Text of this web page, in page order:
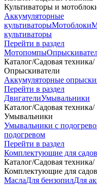
Культиваторы и
Аккумуляторные
культиваторыМотоблоки
культиваторы
Перейти в раздел
Мотопомпы
Каталог/Садовая техника/
Опрыскиватели
Аккумуляторные
Перейти в раздел
ДвигателиУмывальники
Каталог/Садовая техника/
Умывальники
Умывальники с
подогревом
Перейти в раздел
Комплектующие для
Каталог/Садовая техника/
Комплектующие для
МаслаДля бензопилДля